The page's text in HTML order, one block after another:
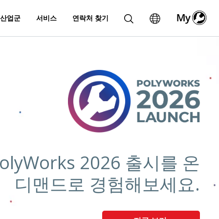
산업군 서비스 연락처 찾기
2026 출시를 온
디맨드로 경험해보세요.